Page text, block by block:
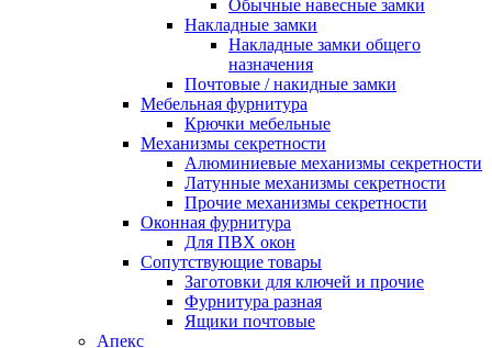
Обычные навесные замки
Накладные замки
Накладные замки общего
назначения
Почтовые / накидные замки
Мебельная фурнитура
Крючки мебельные
Механизмы секретности
Алюминиевые механизмы секретности
Латунные механизмы секретности
Прочие механизмы секретности
Оконная фурнитура
Для ПВХ окон
Сопутствующие товары
Заготовки для ключей и прочие
Фурнитура разная
Ящики почтовые
Апекс